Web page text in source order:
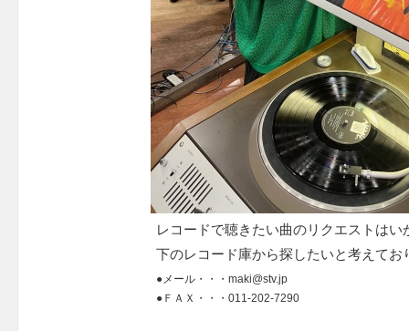
レコードで聴きたい曲のリクエストはい
下のレコード庫から探したいと考えてお
●メール・・・maki@stv.jp
●ＦＡＸ・・・011-202-7290